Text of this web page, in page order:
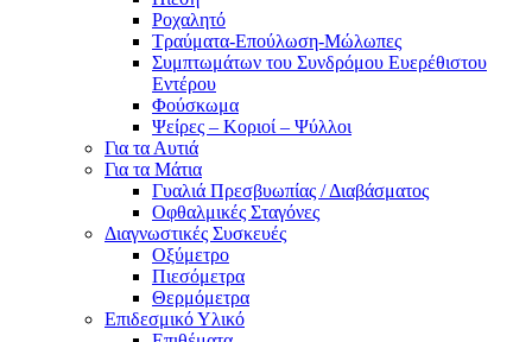
Ροχαλητό
Τραύματα-Επούλωση-Μώλωπες
Συμπτωμάτων του Συνδρόμου Ευερέθιστου
Εντέρου
Φούσκωμα
Ψείρες – Κοριοί – Ψύλλοι
Για τα Αυτιά
Για τα Μάτια
Γυαλιά Πρεσβυωπίας / Διαβάσματος
Οφθαλμικές Σταγόνες
Διαγνωστικές Συσκευές
Οξύμετρο
Πιεσόμετρα
Θερμόμετρα
Επιδεσμικό Υλικό